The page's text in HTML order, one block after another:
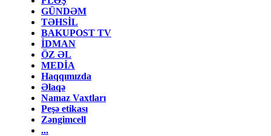
GÜNDƏM
TƏHSİL
BAKUPOST TV
İDMAN
ÖZ ƏL
MEDİA
Haqqımızda
Əlaqə
Namaz Vaxtları
Peşə etikası
Zəngimcell
...